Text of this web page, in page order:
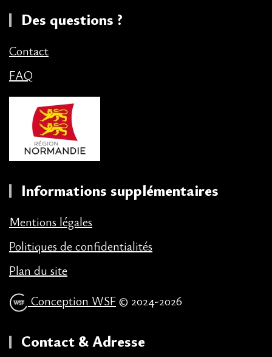
Des questions ?
Contact
FAQ
Informations supplémentaires
Mentions légales
Politiques de confidentialités
Plan du site
Conception WSF© 2024-2026
Contact & Adresse